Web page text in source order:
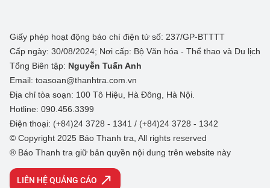
Giấy phép hoạt động báo chí điện tử số: 237/GP-BTTTT
Cấp ngày: 30/08/2024; Nơi cấp: Bộ Văn hóa - Thể thao và Du lịch
Tổng Biên tập: Nguyễn Tuấn Anh
Email: toasoan@thanhtra.com.vn
Địa chỉ tòa soạn: 100 Tô Hiệu, Hà Đông, Hà Nội.
Hotline: 090.456.3399
Điện thoại: (+84)24 3728 - 1341 / (+84)24 3728 - 1342
© Copyright 2025 Báo Thanh tra, All rights reserved
® Báo Thanh tra giữ bản quyền nội dung trên website này
LIÊN HỆ QUẢNG CÁO